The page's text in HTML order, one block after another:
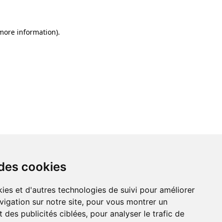
cookies
et d'autres technologies de suivi pour améliorer
sur notre site, pour vous montrer un
des publicités ciblées, pour analyser le trafic de
information).